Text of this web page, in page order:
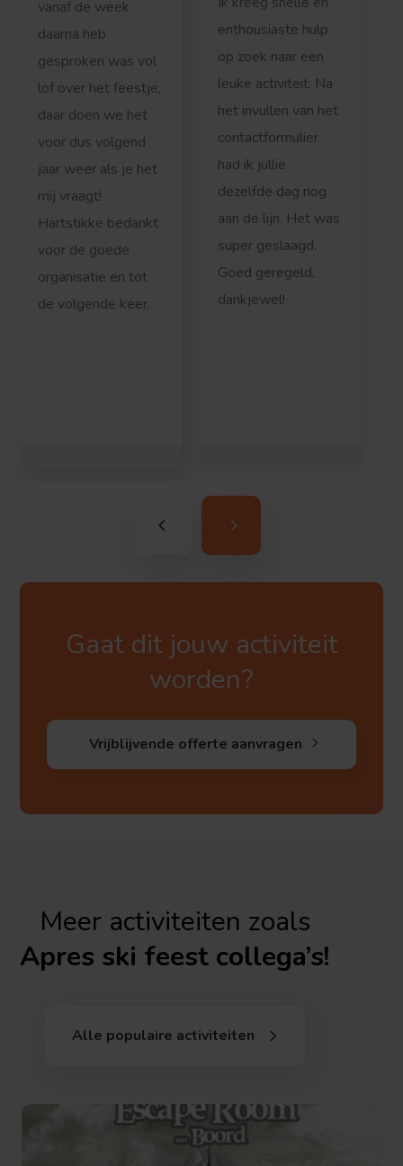
vanaf de week
daarna heb
gesproken was vol
lof over het feestje,
daar doen we het
voor dus volgend
jaar weer als je het
mij vraagt!
Hartstikke bedankt
voor de goede
organisatie en tot
de volgende keer.
enthousiaste hulp
op zoek naar een
leuke activiteit. Na
het invullen van het
contactformulier
had ik jullie
dezelfde dag nog
aan de lijn. Het was
super geslaagd.
Goed geregeld,
dankjewel!
Gaat dit jouw activiteit
worden?
Vrijblijvende offerte aanvragen
Meer activiteiten zoals
Apres ski feest collega’s!
Alle populaire activiteiten